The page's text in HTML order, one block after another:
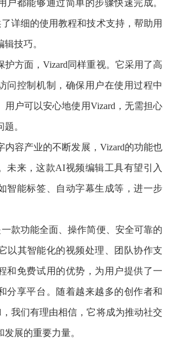
户都能够通过简单的步骤快速完成。
详细的使用教程和技术支持，帮助用
技巧。
护方面，Vizard同样重视。它采用了高
问控制机制，确保用户在使用过程中
用户可以安心地使用Vizard，无需担心
。
内容产业的不断发展，Vizard的功能也
未来，这款AI视频编辑工具有望引入
智能标签、自动字幕生成等，进一步
款功能全面、操作简便、安全可靠的
以其智能化的视频处理、团队协作支
和免费试用的优势，为用户提供了一
分享平台。随着越来越多的创作者和
我们有理由相信，它将成为推动社交
展的重要力量。